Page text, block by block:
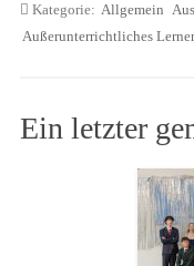
Kategorie: Allgemein
Außerunterrichtliches
Ein letzter